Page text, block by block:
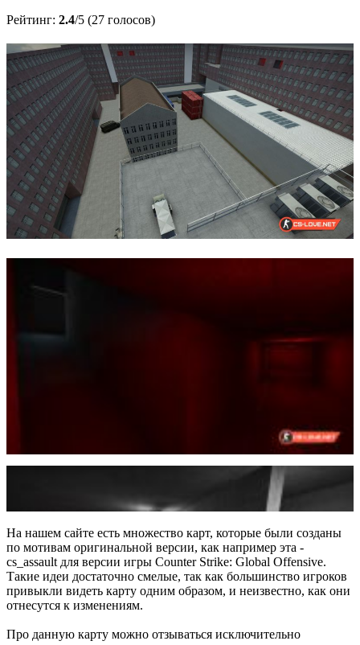
Рейтинг: 2.4/5 (27 голосов)
На нашем сайте есть множество карт, которые были созданы
по мотивам оригинальной версии, как например эта -
cs_assault для версии игры Counter Strike: Global Offensive.
Такие идеи достаточно смелые, так как большинство игроков
привыкли видеть карту одним образом, и неизвестно, как они
отнесутся к изменениям.
Про данную карту можно отзываться исключительно